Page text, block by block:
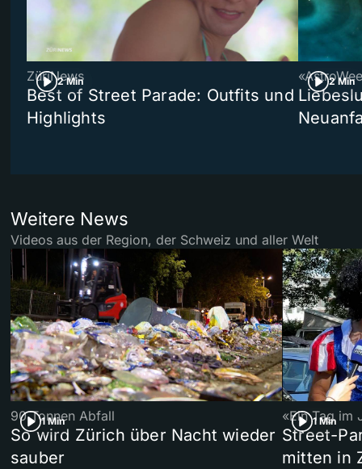
2 Min
ZüriNews
Best of Street Parade: Outfits und
Highlights
2 Min
Weitere News
Videos aus der Region, der Schweiz und aller Welt
1 Min
90 Tonnen Abfall
So wird Zürich über Nacht wieder
sauber
1 Min
«Ein Tag im
Street-
mitten in